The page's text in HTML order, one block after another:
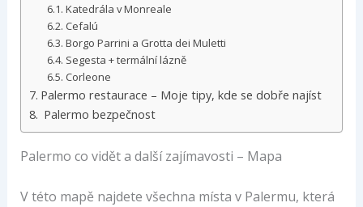
Katedrála v Monreale
Cefalú
Borgo Parrini a Grotta dei Muletti
Segesta + termální lázně
Corleone
Palermo restaurace – Moje tipy, kde se dobře najíst
Palermo bezpečnost
Palermo co vidět a další zajímavosti – Mapa
V této mapě najdete všechna místa v Palermu, která